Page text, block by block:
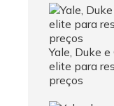
Yale, Duke
elite para
preços